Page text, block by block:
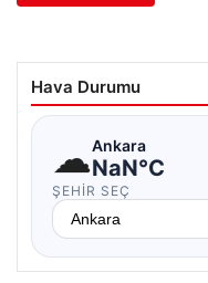
Hava Durumu
☁Ankara
NaN°C
ŞEHIR SEÇ